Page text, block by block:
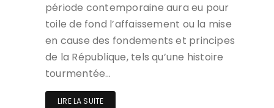
période contemporaine aura eu pour
toile de fond l’affaissement ou la mise
en cause des fondements et principes
de la République, tels qu’une histoire
tourmentée…
LIRE LA SUITE